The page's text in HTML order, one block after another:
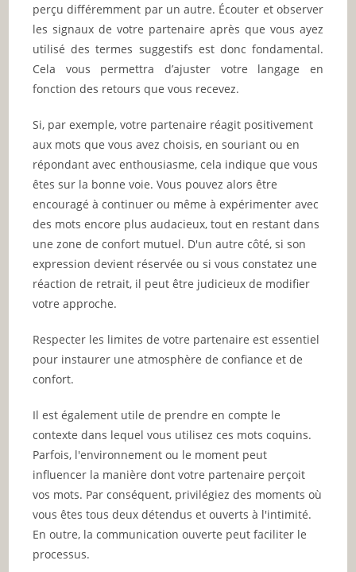
perçu différemment par un autre. Écouter et observer
les signaux de votre partenaire après que vous ayez
utilisé des termes suggestifs est donc fondamental.
Cela vous permettra d’ajuster votre langage en
fonction des retours que vous recevez.
Si, par exemple, votre partenaire réagit positivement
aux mots que vous avez choisis, en souriant ou en
répondant avec enthousiasme, cela indique que vous
êtes sur la bonne voie. Vous pouvez alors être
encouragé à continuer ou même à expérimenter avec
des mots encore plus audacieux, tout en restant dans
une zone de confort mutuel. D'un autre côté, si son
expression devient réservée ou si vous constatez une
réaction de retrait, il peut être judicieux de modifier
votre approche.
Respecter les limites de votre partenaire est essentiel
pour instaurer une atmosphère de confiance et de
confort.
Il est également utile de prendre en compte le
contexte dans lequel vous utilisez ces mots coquins.
Parfois, l'environnement ou le moment peut
influencer la manière dont votre partenaire perçoit
vos mots. Par conséquent, privilégiez des moments où
vous êtes tous deux détendus et ouverts à l'intimité.
En outre, la communication ouverte peut faciliter le
processus.